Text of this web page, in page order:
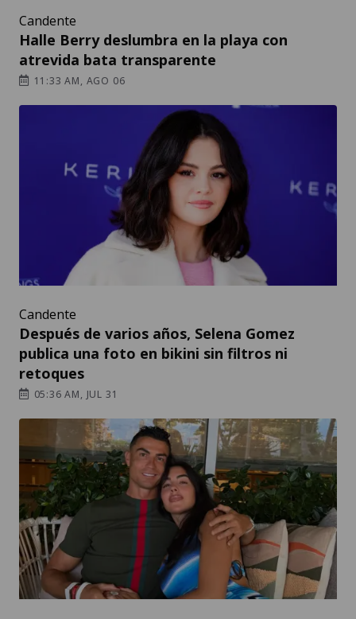
Candente
Halle Berry deslumbra en la playa con
atrevida bata transparente
11:33 AM, AGO 06
Candente
Después de varios años, Selena Gomez
publica una foto en bikini sin filtros ni
retoques
05:36 AM, JUL 31